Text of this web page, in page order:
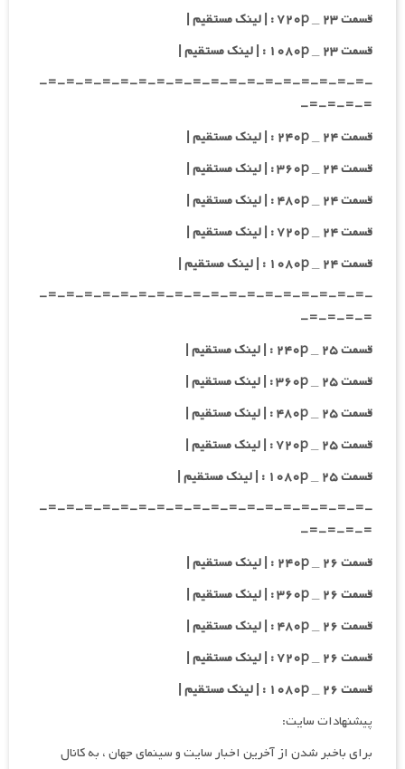
قسمت ۲۳ _ ۷۲۰p : | لینک مستقیم |
قسمت ۲۳ _ ۱۰۸۰p : | لینک مستقیم |
-=-=-=-=-=-=-=-=-=-=-=-=-=-=-=-=-=-=-
=-=-=-=-
قسمت ۲۴ _ ۲۴۰p : | لینک مستقیم |
قسمت ۲۴ _ ۳۶۰p : | لینک مستقیم |
قسمت ۲۴ _ ۴۸۰p : | لینک مستقیم |
قسمت ۲۴ _ ۷۲۰p : | لینک مستقیم |
قسمت ۲۴ _ ۱۰۸۰p : | لینک مستقیم |
-=-=-=-=-=-=-=-=-=-=-=-=-=-=-=-=-=-=-
=-=-=-=-
قسمت ۲۵ _ ۲۴۰p : | لینک مستقیم |
قسمت ۲۵ _ ۳۶۰p : | لینک مستقیم |
قسمت ۲۵ _ ۴۸۰p : | لینک مستقیم |
قسمت ۲۵ _ ۷۲۰p : | لینک مستقیم |
قسمت ۲۵ _ ۱۰۸۰p : | لینک مستقیم |
-=-=-=-=-=-=-=-=-=-=-=-=-=-=-=-=-=-=-
=-=-=-=-
قسمت ۲۶ _ ۲۴۰p : | لینک مستقیم |
قسمت ۲۶ _ ۳۶۰p : | لینک مستقیم |
قسمت ۲۶ _ ۴۸۰p : | لینک مستقیم |
قسمت ۲۶ _ ۷۲۰p : | لینک مستقیم |
قسمت ۲۶ _ ۱۰۸۰p : | لینک مستقیم |
پیشنهادات سایت:
برای باخبر شدن از آخرین اخبار سایت و سینمای جهان ، به کانال